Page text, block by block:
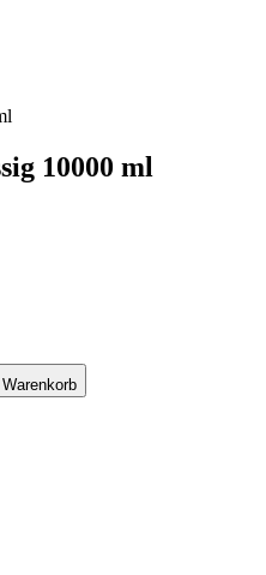
10000 ml
Warenkorb